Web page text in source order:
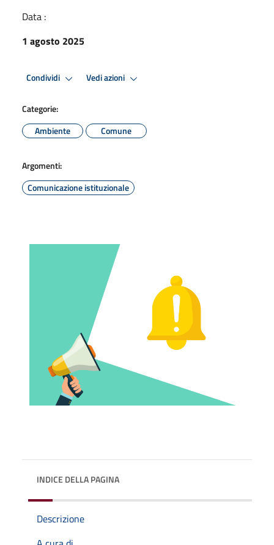
Data :
1 agosto 2025
Condividi Vedi azioni
Categorie:
Ambiente
Comune
Argomenti:
Comunicazione istituzionale
INDICE DELLA PAGINA
Descrizione